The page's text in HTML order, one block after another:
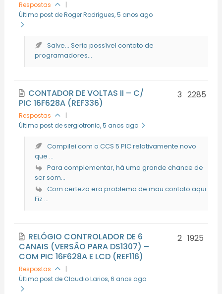
Respostas
|
Último post de Roger Rodrigues, 5 anos ago
Salve... Seria possível contato de
programadores...
CONTADOR DE VOLTAS II – C/
PIC 16F628A (REF336)
Respostas
|
Último post de sergiotronic, 5 anos ago
2285
3
Compilei com o CCS 5 PIC relativamente novo
que ...
Para complementar, há uma grande chance de
ser som...
Com certeza era problema de mau contato aqui.
Fiz ...
RELÓGIO CONTROLADOR DE 6
CANAIS (VERSÃO PARA DS1307) –
COM PIC 16F628A E LCD (REF116)
Respostas
|
Último post de Claudio Larios, 6 anos ago
1925
2